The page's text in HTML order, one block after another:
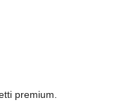
premium.